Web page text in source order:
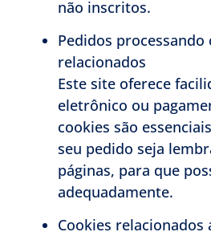
não inscritos.
Pedidos processando
relacionados
Este site oferece
eletrônico ou
cookies são
seu pedido seja
páginas, para que
adequadamente.
Cookies relacionados